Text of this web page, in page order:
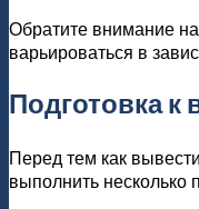
Обратите внимание
варьироваться в
Подготовка к
Перед тем как
выполнить несколько